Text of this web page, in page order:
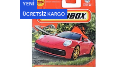
YENİ
ÜCRETSİZ KARGO